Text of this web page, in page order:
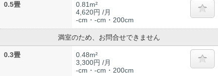
0.5畳
0.81m²
4,620円 /月
-cm・-cm・200cm
満室のため、お問合せできません
0.3畳
0.48m²
3,300円 /月
-cm・-cm・200cm